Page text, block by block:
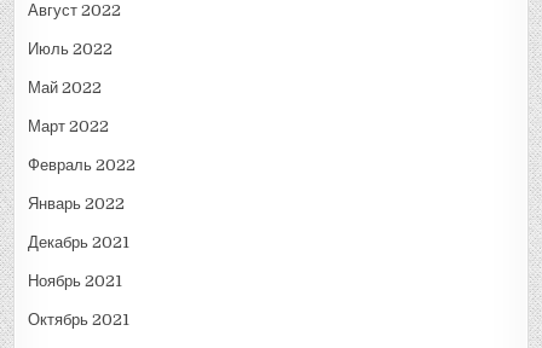
Август 2022
Июль 2022
Май 2022
Март 2022
Февраль 2022
Январь 2022
Декабрь 2021
Ноябрь 2021
Октябрь 2021